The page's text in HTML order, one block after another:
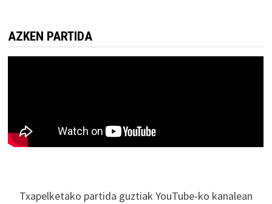
AZKEN PARTIDA
Txapelketako partida guztiak YouTube-ko kanalean